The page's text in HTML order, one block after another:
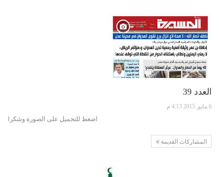
العدد 39
6 مايو, 2015 4:13 م
اضغط للتحميل على الصورة وشكرا
المشاركات القديمة